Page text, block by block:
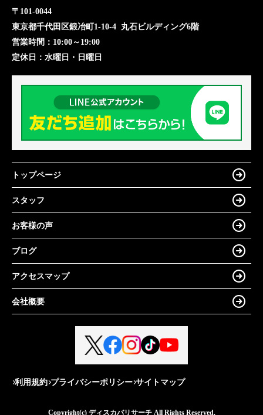
〒101-0044
東京都千代田区鍛冶町1-10-4 丸石ビルディング6階
営業時間： 10:00～19:00
定休日： 水曜日・日曜日
トップページ
スタッフ
お客様の声
ブログ
アクセスマップ
会社概要
利用規約 プライバシーポリシー サイトマップ
Copyright(c) ディスカバリサーチ All Rights Reserved.